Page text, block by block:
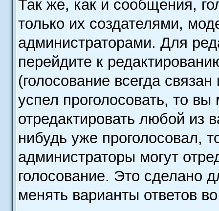
Так же, как и сообщения,
только их создателями,
администраторами. Для
перейдите к
(голосование всегда
успел проголосовать, то
отредактировать любой из
нибудь уже проголосовал,
администраторы могут
голосование. Это сделано
менять варианты ответов